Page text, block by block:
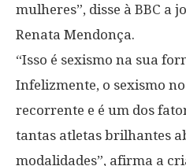
mulheres”, disse à BBC a
Renata Mendonça.
“Isso é sexismo na sua
Infelizmente, o sexismo
recorrente e é um dos
tantas atletas brilhantes
modalidades”, afirma a